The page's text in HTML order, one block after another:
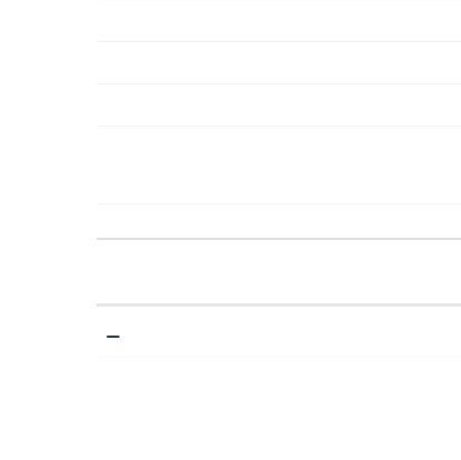
بزرگ تر به شما آزادی بیشتری می ده. اما اگر